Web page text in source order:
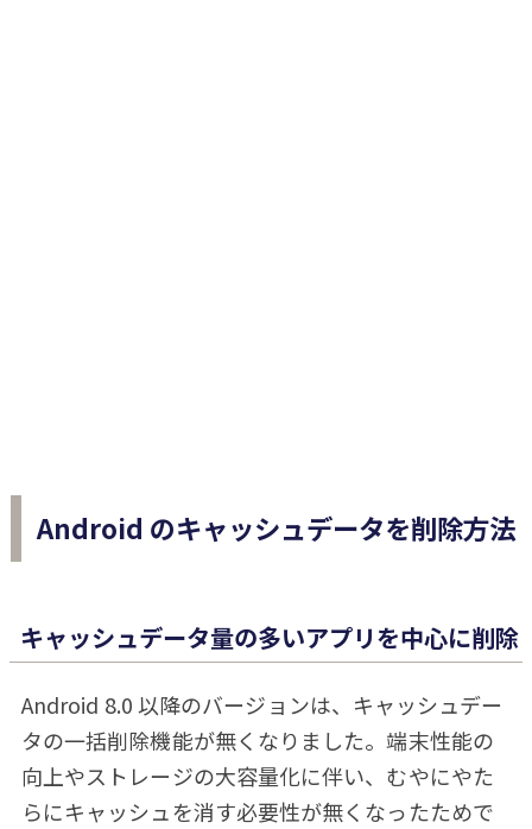
Android のキャッシュデータを削除方法
キャッシュデータ量の多いアプリを中心に削除
Android 8.0 以降のバージョンは、キャッシュデー
タの一括削除機能が無くなりました。端末性能の
向上やストレージの大容量化に伴い、むやにやた
らにキャッシュを消す必要性が無くなったためで